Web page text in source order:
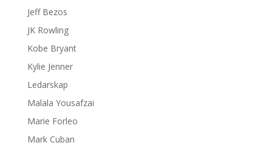
Jeff Bezos
JK Rowling
Kobe Bryant
Kylie Jenner
Ledarskap
Malala Yousafzai
Marie Forleo
Mark Cuban